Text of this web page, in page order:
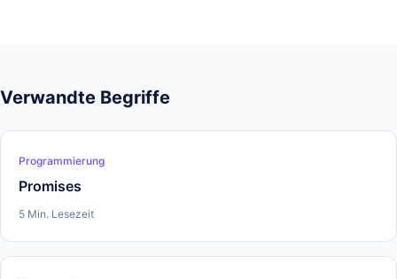
Verwandte Begriffe
Programmierung
Promises
5 Min. Lesezeit